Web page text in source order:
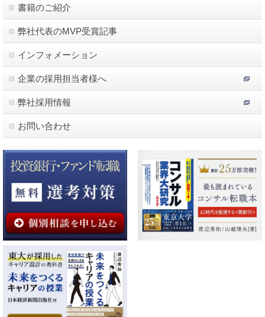
書籍のご紹介
弊社代表のMVP受賞記事
インフォメーション
企業の採用担当者様へ
弊社採用情報
お問い合わせ